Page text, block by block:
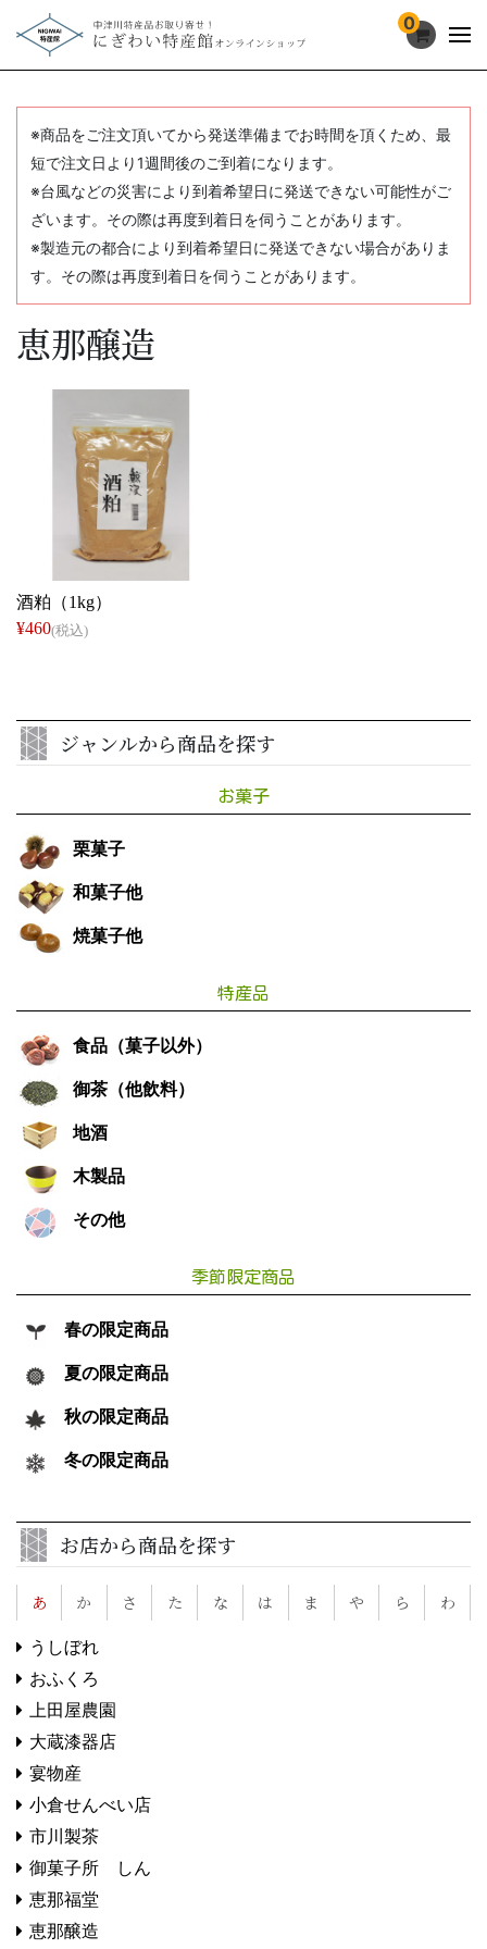
0
ジャンルから商品を探す
お菓子
栗菓子
和菓子他
焼菓子他
特産品
食品（菓子以外）
御茶（他飲料）
地酒
木製品
その他
季節限定商品
春の限定商品
夏の限定商品
秋の限定商品
冬の限定商品
お店から商品を探す
あ か さ た な は ま や ら わ
うしぼれ
おふくろ
上田屋農園
大蔵漆器店
宴物産
小倉せんべい店
市川製茶
御菓子所 しん
恵那福堂
恵那醸造
※商品をご注文頂いてから発送準備までお時間を頂くため、最
短で注文日より1週間後のご到着になります。
※台風などの災害により到着希望日に発送できない可能性がご
ざいます。その際は再度到着日を伺うことがあります。
※製造元の都合により到着希望日に発送できない場合がありま
す。その際は再度到着日を伺うことがあります。
恵那醸造
酒粕（1kg）
¥460(税込)